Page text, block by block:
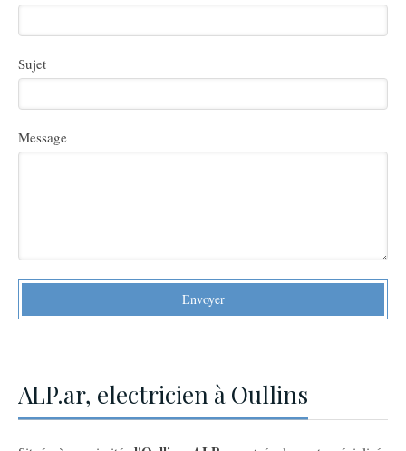
Sujet
Message
Envoyer
ALP.ar, electricien à Oullins